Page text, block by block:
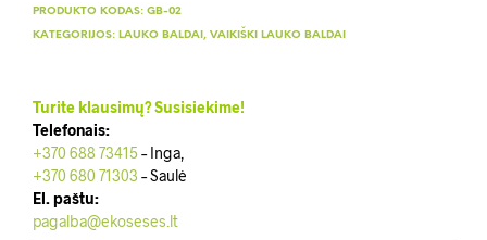
PRODUKTO KODAS: GB-02
KATEGORIJOS: LAUKO BALDAI , VAIKIŠKI LAUKO BALDAI
Turite klausimų? Susisiekime!
Telefonais:
+370 688 73415– Inga,
+370 680 71303 – Saulė
El. paštu:
pagalba@ekoseses.lt